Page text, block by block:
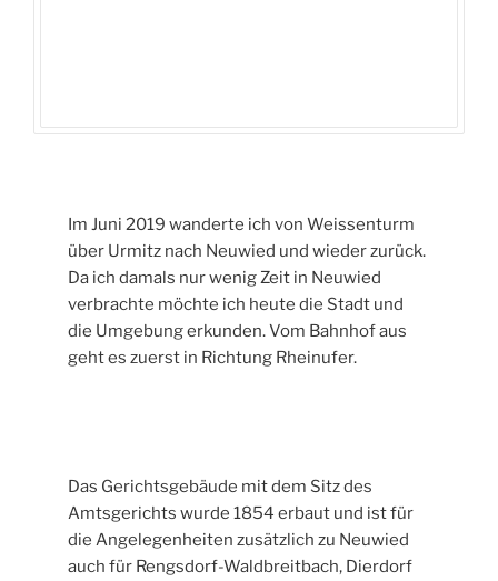
Im Juni 2019 wanderte ich von Weissenturm
über Urmitz nach Neuwied und wieder zurück.
Da ich damals nur wenig Zeit in Neuwied
verbrachte möchte ich heute die Stadt und
die Umgebung erkunden. Vom Bahnhof aus
geht es zuerst in Richtung Rheinufer.
Das Gerichtsgebäude mit dem Sitz des
Amtsgerichts wurde 1854 erbaut und ist für
die Angelegenheiten zusätzlich zu Neuwied
auch für Rengsdorf-Waldbreitbach, Dierdorf